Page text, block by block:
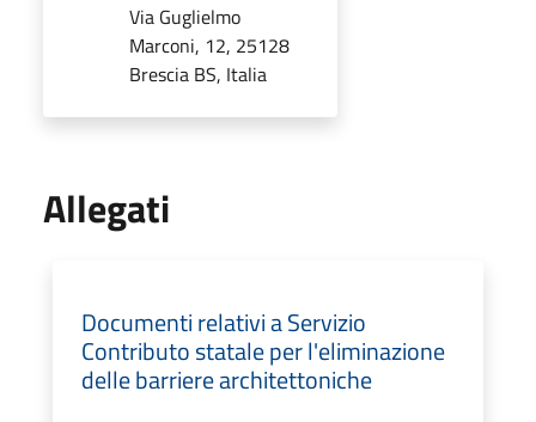
Via Guglielmo
Marconi, 12, 25128
Brescia BS, Italia
Allegati
Documenti relativi a Servizio
Contributo statale per l'eliminazione
delle barriere architettoniche